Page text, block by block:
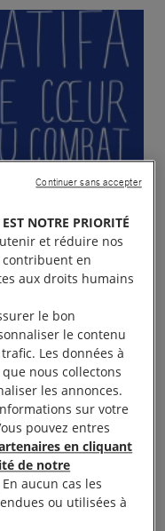
humains » du
10 d’Istambul »
De 19 h à
de courts
NOTRE PRIORITÉ
et réduire nos
contribuent en
aux droits humains
le bon
le contenu
Les données à
nous collectons
les annonces.
sur votre
pouvez entres
en cliquant
de notre
En aucun cas les
ou utilisées à
Continuer sans accepter